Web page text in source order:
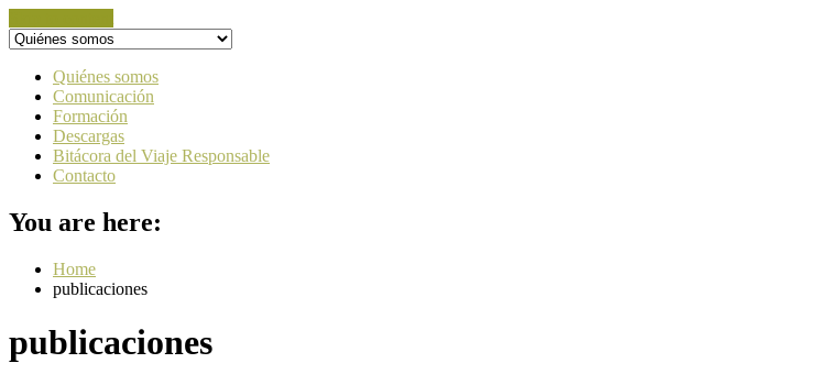
Quiénes somos
Comunicación
Formación
Descargas
Bitácora del Viaje Responsable
Contacto
You are here:
Home
publicaciones
publicaciones